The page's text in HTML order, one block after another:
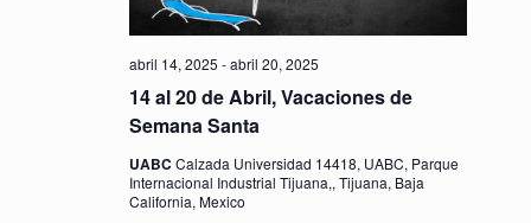
14 al 20 de Abril, Vacaciones de
Semana Santa
abril 14, 2025 -abril 20, 2025
UABC Calzada Universidad 14418, UABC, Parque
Internacional Industrial Tijuana,, Tijuana, Baja
California, Mexico